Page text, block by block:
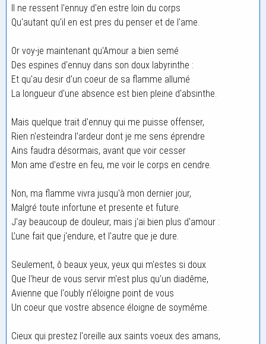
Il ne ressent l'ennuy d'en estre loin du corps
Qu'autant qu'il en est pres du penser et de l'ame.
Or voy-je maintenant qu'Amour a bien semé
Des espines d'ennuy dans son doux labyrinthe :
Et qu'au desir d'un coeur de sa flamme allumé
La longueur d'une absence est bien pleine d'absinthe.
Mais quelque trait d'ennuy qui me puisse offenser,
Rien n'esteindra l'ardeur dont je me sens éprendre
Ains faudra désormais, avant que voir cesser
Mon ame d'estre en feu, me voir le corps en cendre.
Non, ma flamme vivra jusqu'à mon dernier jour,
Malgré toute infortune et presente et future.
J'ay beaucoup de douleur, mais j'ai bien plus d'amour :
L'une fait que j'endure, et l'autre que je dure.
Seulement, ô beaux yeux, yeux qui m'estes si doux
Que l'heur de vous servir m'est plus qu'un diadême,
Avienne que l'oubly n'éloigne point de vous
Un coeur que vostre absence éloigne de soymême.
Cieux qui prestez l'oreille aux saints voeux des amans,